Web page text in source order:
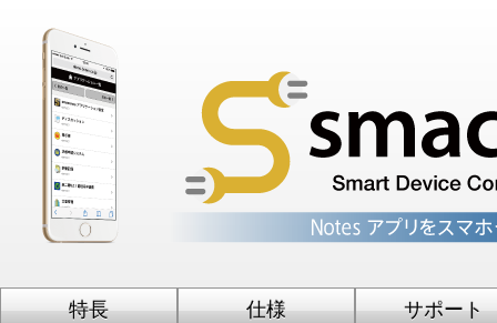
特長 仕様 サポート